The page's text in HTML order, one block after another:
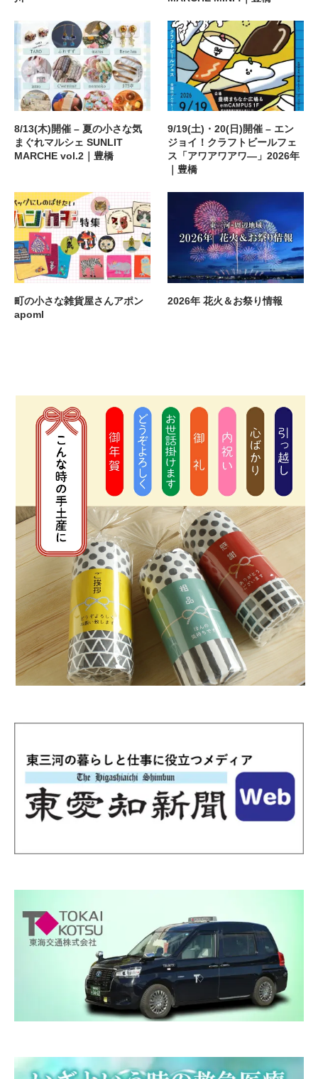
8/13(木)開催 – 夏の小さな気
まぐれマルシェ SUNLIT
MARCHE vol.2｜豊橋
9/19(土)・20(日)開催 – エン
ジョイ！クラフトビールフェ
ス「アワアワアワ―」2026年
｜豊橋
町の小さな雑貨屋さんアポン
apoml
2026年 花火＆お祭り情報